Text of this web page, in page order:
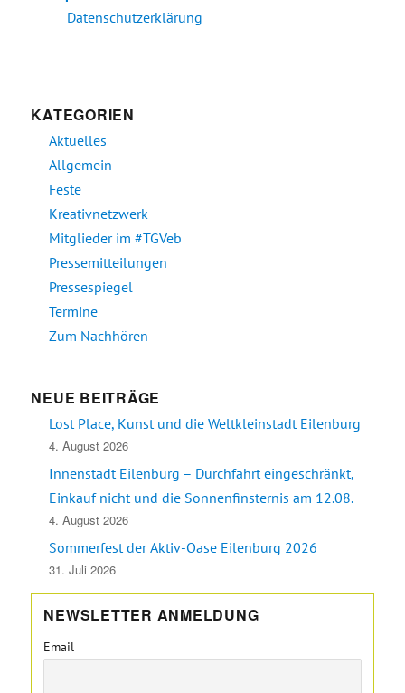
Datenschutzerklärung
KATEGORIEN
Aktuelles
Allgemein
Feste
Kreativnetzwerk
Mitglieder im #TGVeb
Pressemitteilungen
Pressespiegel
Termine
Zum Nachhören
NEUE BEITRÄGE
Lost Place, Kunst und die Weltkleinstadt Eilenburg
4. August 2026
Innenstadt Eilenburg – Durchfahrt eingeschränkt,
Einkauf nicht und die Sonnenfinsternis am 12.08.
4. August 2026
Sommerfest der Aktiv-Oase Eilenburg 2026
31. Juli 2026
NEWSLETTER ANMELDUNG
Email